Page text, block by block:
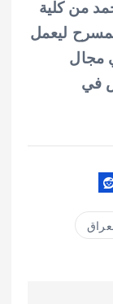
من كلية
ليعمل
مجال
في